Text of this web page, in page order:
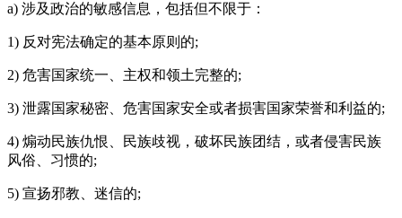
a) 涉及政治的敏感信息，包括但不限于：
1) 反对宪法确定的基本原则的;
2) 危害国家统一、主权和领土完整的;
3) 泄露国家秘密、危害国家安全或者损害国家荣誉和利益的;
4) 煽动民族仇恨、民族歧视，破坏民族团结，或者侵害民族
风俗、习惯的;
5) 宣扬邪教、迷信的;